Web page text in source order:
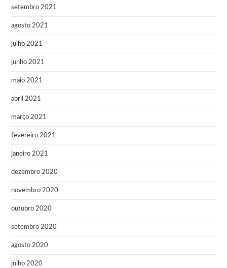
setembro 2021
agosto 2021
julho 2021
junho 2021
maio 2021
abril 2021
março 2021
fevereiro 2021
janeiro 2021
dezembro 2020
novembro 2020
outubro 2020
setembro 2020
agosto 2020
julho 2020